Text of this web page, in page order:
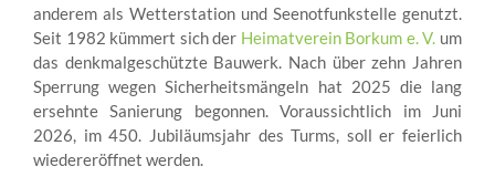
anderem als Wetterstation und Seenotfunkstelle genutzt.
Seit 1982 kümmert sich der Heimatverein Borkum e. V. um
das denkmalgeschützte Bauwerk. Nach über zehn Jahren
Sperrung wegen Sicherheitsmängeln hat 2025 die lang
ersehnte Sanierung begonnen. Voraussichtlich im Juni
2026, im 450. Jubiläumsjahr des Turms, soll er feierlich
wiedereröffnet werden.